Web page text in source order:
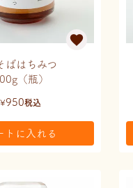
ばはちみつ
（瓶）
¥950税込
トに入れる